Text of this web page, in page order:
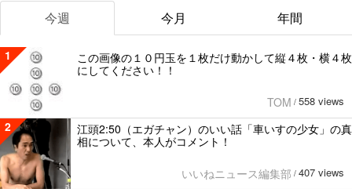
今週 今月 年間
1
この画像の１０円玉を１枚だけ動かして縦４枚・横４枚
にしてください！！
TOM / 558 views
2
江頭2:50（エガチャン）のいい話「車いすの少女」の真
相について、本人がコメント！
いいねニュース編集部 / 407 views